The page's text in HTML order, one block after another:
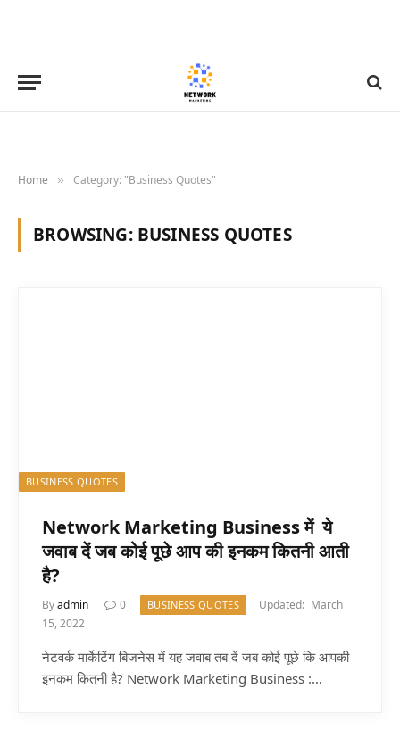
Home » Category: "Business Quotes"
BROWSING: BUSINESS QUOTES
BUSINESS QUOTES
Network Marketing Business में ये
जवाब दें जब कोई पूछे आप की इनकम कितनी आती
है?
Byadmin 0 BUSINESS QUOTES Updated: March
15, 2022
नेटवर्क मार्केटिंग बिजनेस में यह जवाब तब दें जब कोई पूछे कि आपकी
इनकम कितनी है? Network Marketing Business :…